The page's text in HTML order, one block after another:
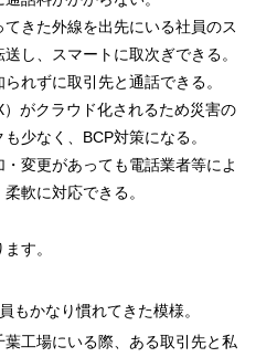
きた外線を出先にいる社員のス
し、スマートに取次ぎできる。
れずに取引先と通話できる。
）がクラウド化されるため災害の
少なく、BCP対策になる。
変更があっても電話業者等によ
軟に対応できる。
す。
もかなり慣れてきた模様。
工場にいる際、ある取引先と私